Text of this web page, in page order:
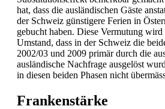
hat, dass die ausländischen Gäste
der Schweiz günstigere Ferien in
gebucht haben. Diese Vermutung wird
Umstand, dass in der Schweiz die
2002/03 und 2009 primär durch die
ausländische Nachfrage ausgelöst
in diesen beiden Phasen nicht
Frankenstärke